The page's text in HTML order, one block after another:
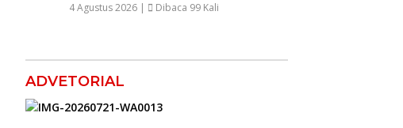
4 Agustus 2026 | Dibaca 99 Kali
ADVETORIAL